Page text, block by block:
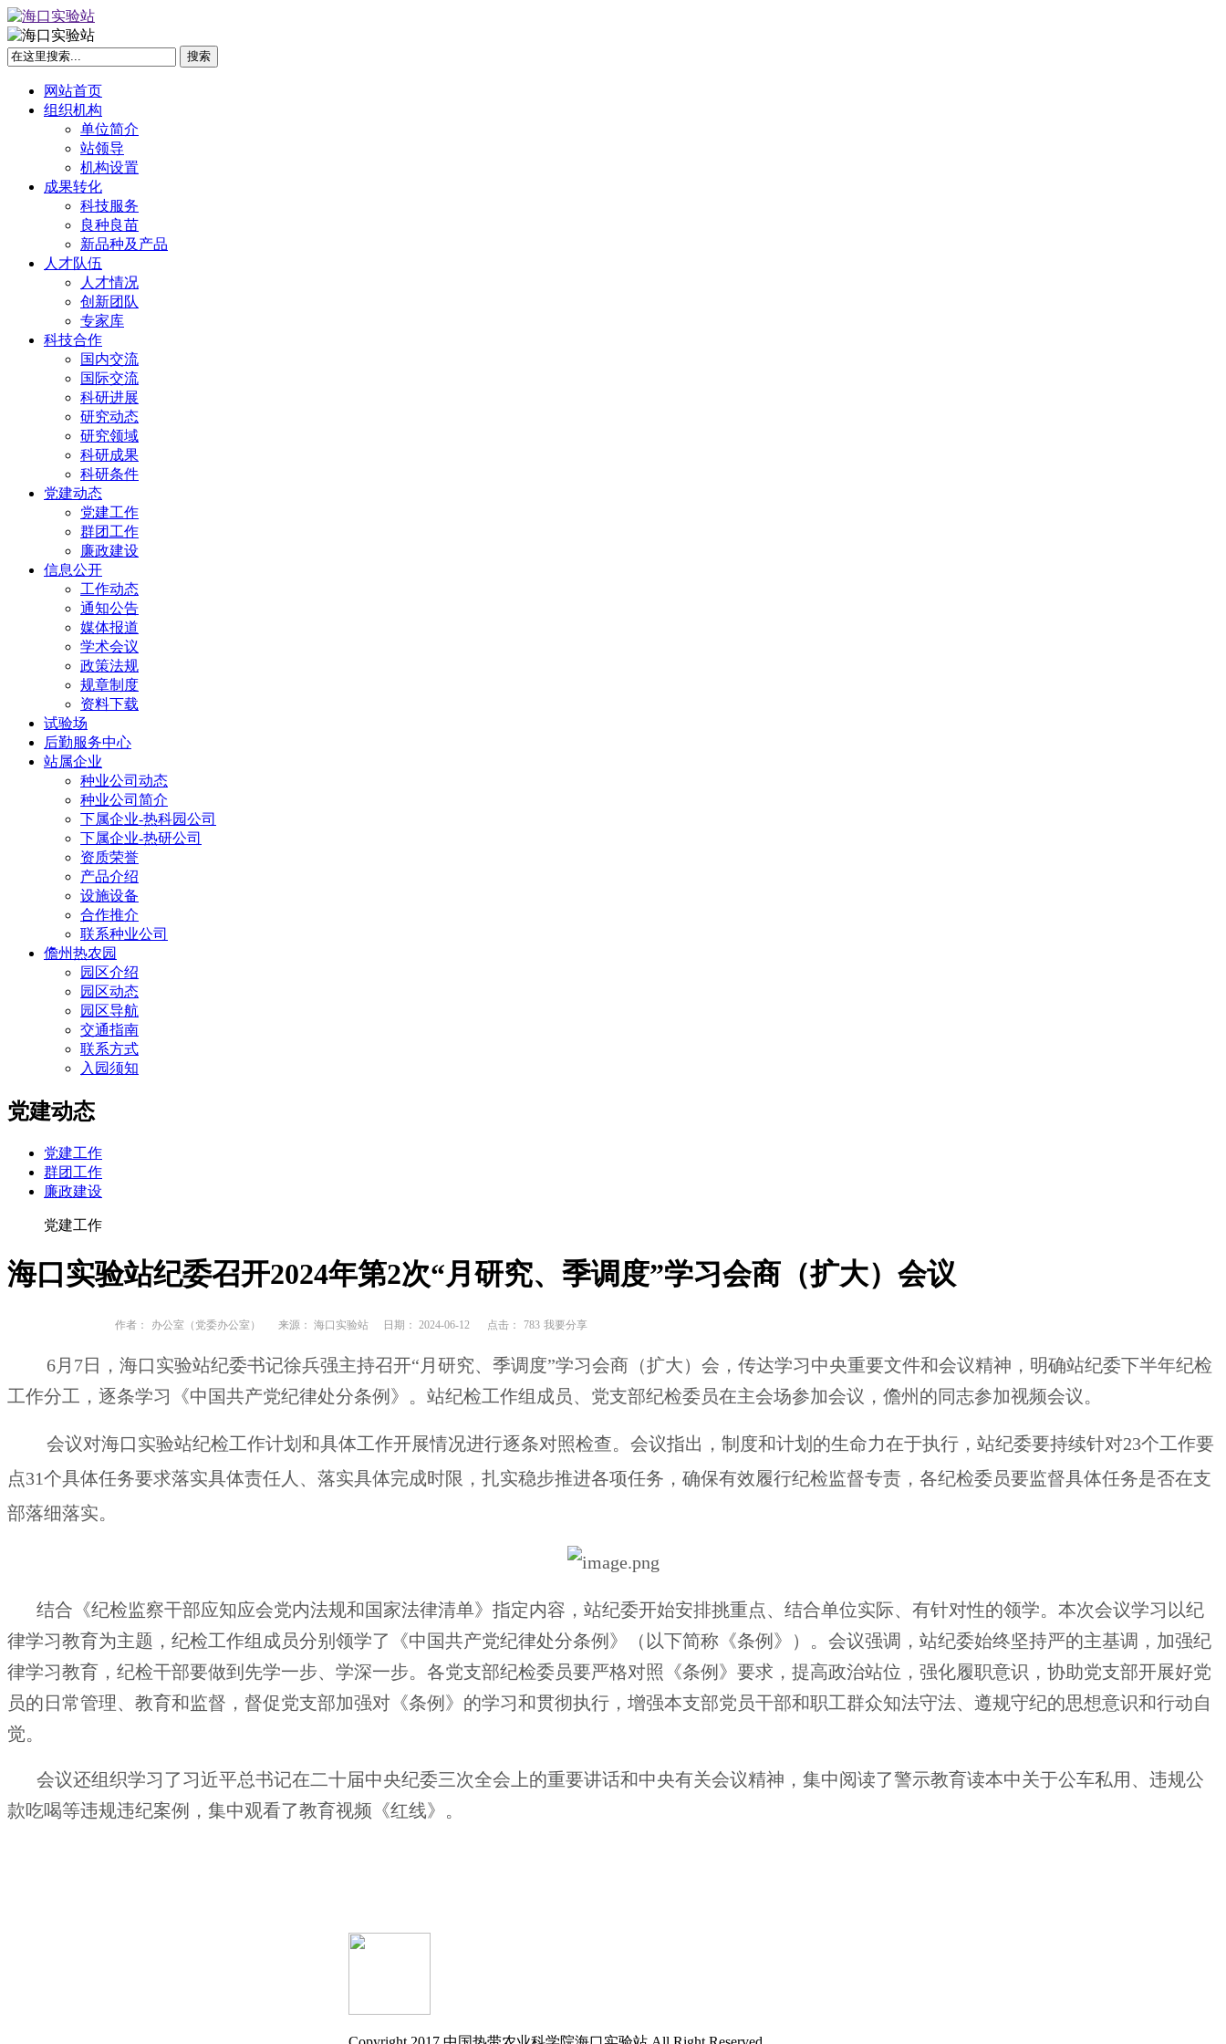
网站首页
组织机构
单位简介
站领导
机构设置
成果转化
科技服务
良种良苗
新品种及产品
人才队伍
人才情况
创新团队
专家库
科技合作
国内交流
国际交流
科研进展
研究动态
研究领域
科研成果
科研条件
党建动态
党建工作
群团工作
廉政建设
信息公开
工作动态
通知公告
媒体报道
学术会议
政策法规
规章制度
资料下载
试验场
后勤服务中心
站属企业
种业公司动态
种业公司简介
下属企业-热科园公司
下属企业-热研公司
资质荣誉
产品介绍
设施设备
合作推介
联系种业公司
儋州热农园
园区介绍
园区动态
园区导航
交通指南
联系方式
入园须知
党建动态
党建工作
群团工作
廉政建设
党建工作
海口实验站纪委召开2024年第2次“月研究、季调度”学习会商（扩大）会议
作者： 办公室（党委办公室） 来源： 海口实验站 日期： 2024-06-12 点击： 783 我要分享
6月7日，海口实验站纪委书记徐兵强主持召开“月研究、季调度”学习会商（扩大）会，传达学习中央重要文件和会议精神，明确站纪委下半年纪检
工作分工，逐条学习《中国共产党纪律处分条例》。站纪检工作组成员、党支部纪检委员在主会场参加会议，儋州的同志参加视频会议。
会议对海口实验站纪检工作计划和具体工作开展情况进行逐条对照检查。会议指出，制度和计划的生命力在于执行，站纪委要持续针对23个工作要
点31个具体任务要求落实具体责任人、落实具体完成时限，扎实稳步推进各项任务，确保有效履行纪检监督专责，各纪检委员要监督具体任务是否在支
部落细落实。
结合《纪检监察干部应知应会党内法规和国家法律清单》指定内容，站纪委开始安排挑重点、结合单位实际、有针对性的领学。本次会议学习以纪
律学习教育为主题，纪检工作组成员分别领学了《中国共产党纪律处分条例》（以下简称《条例》）。会议强调，站纪委始终坚持严的主基调，加强纪
律学习教育，纪检干部要做到先学一步、学深一步。各党支部纪检委员要严格对照《条例》要求，提高政治站位，强化履职意识，协助党支部开展好党
员的日常管理、教育和监督，督促党支部加强对《条例》的学习和贯彻执行，增强本支部党员干部和职工群众知法守法、遵规守纪的思想意识和行动自
觉。
会议还组织学习了习近平总书记在二十届中央纪委三次全会上的重要讲话和中央有关会议精神，集中阅读了警示教育读本中关于公车私用、违规公
款吃喝等违规违纪案例，集中观看了教育视频《红线》。